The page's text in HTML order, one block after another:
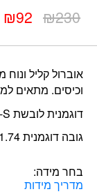
₪230
המחיר
המקורי
₪230.
₪92
המחיר
הנוכחי
₪92.
אוברול קליל
וכיסים. מתאים
דוגמנית לובשת XS-S
גובה דוגמנית 1.74
בחר מידה
מדריך מידות